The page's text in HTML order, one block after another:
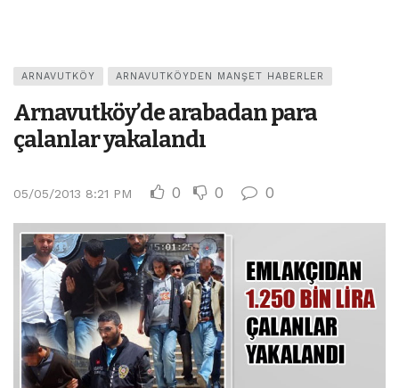
ARNAVUTKÖY ARNAVUTKÖYDEN MANŞET HABERLER
Arnavutköy’de arabadan para
çalanlar yakalandı
05/05/2013 8:21 PM 0 0 0